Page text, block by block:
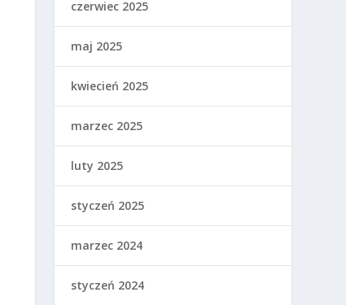
czerwiec 2025
maj 2025
kwiecień 2025
marzec 2025
luty 2025
styczeń 2025
marzec 2024
styczeń 2024